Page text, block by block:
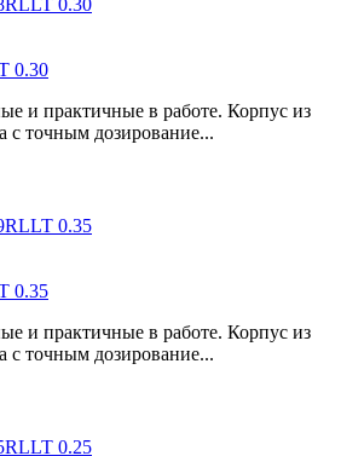
0.30
и практичные в работе. Корпус из
с точным дозирование...
0.35
и практичные в работе. Корпус из
с точным дозирование...